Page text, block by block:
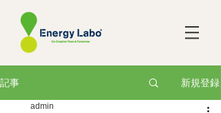
記事 新規登録
admin